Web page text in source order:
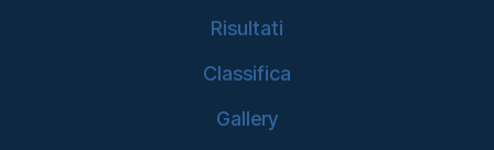
Risultati
Classifica
Gallery